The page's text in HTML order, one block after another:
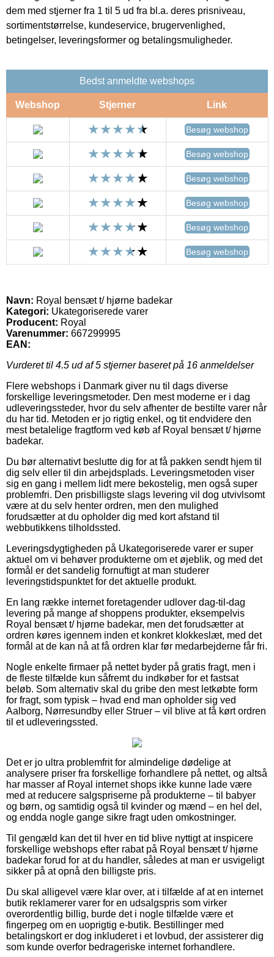
dem med stjerner fra 1 til 5 ud fra bl.a. deres prisniveau,
sortimentstørrelse, kundeservice, brugervenlighed,
betingelser, leveringsformer og betalingsmuligheder.
Bedst anmeldte webshops
Webshop Stjerner Link
Besøg webshop
Besøg webshop
Besøg webshop
Besøg webshop
Besøg webshop
Besøg webshop
Navn: Royal bensæt t/ hjørne badekar
Kategori: Ukategoriserede varer
Producent: Royal
Varenummer: 667299995
EAN:
Vurderet til 4.5 ud af 5 stjerner baseret på 16 anmeldelser
Flere webshops i Danmark giver nu til dags diverse
forskellige leveringsmetoder. Den mest moderne er i dag
udleveringssteder, hvor du selv afhenter de bestilte varer når
du har tid. Metoden er jo rigtig enkel, og tit endvidere den
mest betalelige fragtform ved køb af Royal bensæt t/ hjørne
badekar.
Du bør alternativt beslutte dig for at få pakken sendt hjem til
dig selv eller til din arbejdsplads. Leveringsmetoden viser
sig en gang i mellem lidt mere bekostelig, men også super
problemfri. Den prisbilligste slags levering vil dog utvivlsomt
være at du selv henter ordren, men den mulighed
forudsætter at du opholder dig med kort afstand til
webbutikkens tilholdssted.
Leveringsdygtigheden på Ukategoriserede varer er super
aktuel om vi behøver produkterne om et øjeblik, og med det
formål er det sandelig fornuftigt at man studerer
leveringstidspunktet for det aktuelle produkt.
En lang række internet foretagender udlover dag-til-dag
levering på mange af shoppens produkter, eksempelvis
Royal bensæt t/ hjørne badekar, men det forudsætter at
ordren køres igennem inden et konkret klokkeslæt, med det
formål at de kan nå at få ordren klar før medarbejderne får fri.
Nogle enkelte firmaer på nettet byder på gratis fragt, men i
de fleste tilfælde kun såfremt du indkøber for et fastsat
beløb. Som alternativ skal du gribe den mest letkøbte form
for fragt, som typisk – hvad end man opholder sig ved
Aalborg, Nørresundby eller Struer – vil blive at få kørt ordren
til et udleveringssted.
Det er jo ultra problemfrit for almindelige dødelige at
analysere priser fra forskellige forhandlere på nettet, og altså
har masser af Royal internet shops ikke kunne lade være
med at reducere salgspriserne på produkterne – til babyer
og børn, og samtidig også til kvinder og mænd – en hel del,
og endda nogle gange sikre fragt uden omkostninger.
Til gengæld kan det til hver en tid blive nyttigt at inspicere
forskellige webshops efter rabat på Royal bensæt t/ hjørne
badekar forud for at du handler, således at man er usvigeligt
sikker på at opnå den billigste pris.
Du skal alligevel være klar over, at i tilfælde af at en internet
butik reklamerer varer for en udsalgspris som virker
overordentlig billig, burde det i nogle tilfælde være et
fingerpeg om en uoprigtig e-butik. Bestillinger med
betalingskort er dog inkluderet i et lovbud, der assisterer dig
som kunde overfor bedrageriske internet forhandlere.